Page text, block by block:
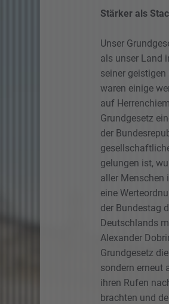
Stärker als
Unser
als unser Land
seiner
waren einige
auf
Grundgesetz
der
gelungen ist,
aller Menschen
eine
der Bundestag
Deutschlands
Alexander
Grundgesetz
sondern erneut
ihren Rufen
brachten und